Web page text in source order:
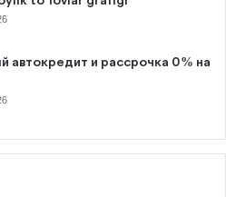
автокредит и рассрочка 0% на